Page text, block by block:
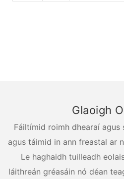
Glaoigh
Fáiltímid roimh dhearaí agus
agus táimid in ann freastal ar
Le haghaidh tuilleadh
láithreán gréasáin nó déan